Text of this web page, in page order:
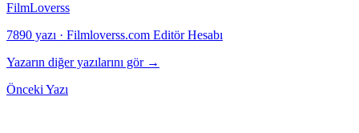
FilmLoverss
7890 yazı · Filmloverss.com Editör Hesabı
Yazarın diğer yazılarını gör →
Önceki Yazı